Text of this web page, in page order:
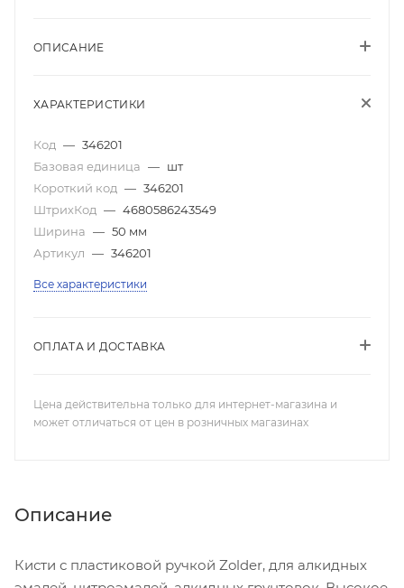
ОПИСАНИЕ
ХАРАКТЕРИСТИКИ
Код — 346201
Базовая единица — шт
Короткий код — 346201
ШтрихКод — 4680586243549
Ширина — 50 мм
Артикул — 346201
Все характеристики
ОПЛАТА И ДОСТАВКА
Цена действительна только для интернет-магазина и
может отличаться от цен в розничных магазинах
Описание
Кисти с пластиковой ручкой Zolder, для алкидных